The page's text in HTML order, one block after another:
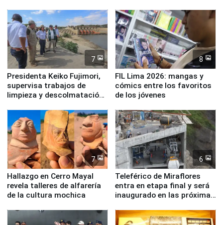
7
Presidenta Keiko Fujimori,
supervisa trabajos de
limpieza y descolmatación
8
FIL Lima 2026: mangas y
cómics entre los favoritos
de los jóvenes
7
Hallazgo en Cerro Mayal
revela talleres de alfarería
de la cultura mochica
6
Teleférico de Miraflores
entra en etapa final y será
inaugurado en las próximas